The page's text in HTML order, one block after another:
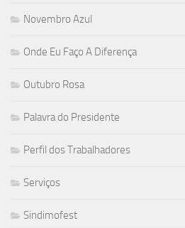
Novembro Azul
Onde Eu Faço A Diferença
Outubro Rosa
Palavra do Presidente
Perfil dos Trabalhadores
Serviços
Sindimofest